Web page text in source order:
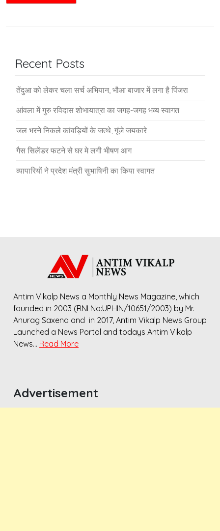
Recent Posts
तेंदुआ को लेकर चला सर्च अभियान, भौआ बाजार में लगा है पिंजरा
आंवला में गुरु रविदास शोभायात्रा का जगह-जगह भव्य स्वागत
जल भरने निकले कांवड़ियों के जत्थे, गूंजे जयकारे
गैस सिलेंडर फटने से घर मे लगी भीषण आग
व्यापारियों ने प्रदेश मंत्री सुभाषिनी का किया स्वागत
Antim Vikalp News a Monthly News Magazine, which
founded in 2003 (RNI No:UPHIN/10651/2003) by Mr.
Anurag Saxena and in 2017, Antim Vikalp News Group
Launched a News Portal and todays Antim Vikalp
News… Read More
Advertisement